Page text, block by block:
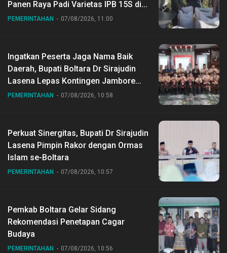
Panen Raya Padi Varietas IPB 15S di
Desa Gihang
PEMERINTAHAN 07/08/2026, 11:00
Ingatkan Peserta Jaga Nama Baik
Daerah, Bupati Boltara Dr Sirajudin
Lasena Lepas Kontingen Jambore
Nasional ke XII di Buperta Cibubur
PEMERINTAHAN 07/08/2026, 10:58
Perkuat Sinergitas, Bupati Dr Sirajudin
Lasena Pimpin Rakor dengan Ormas
Islam se-Boltara
PEMERINTAHAN 07/08/2026, 10:57
Pemkab Boltara Gelar Sidang
Rekomendasi Penetapan Cagar
Budaya
PEMERINTAHAN 07/08/2026, 10:56